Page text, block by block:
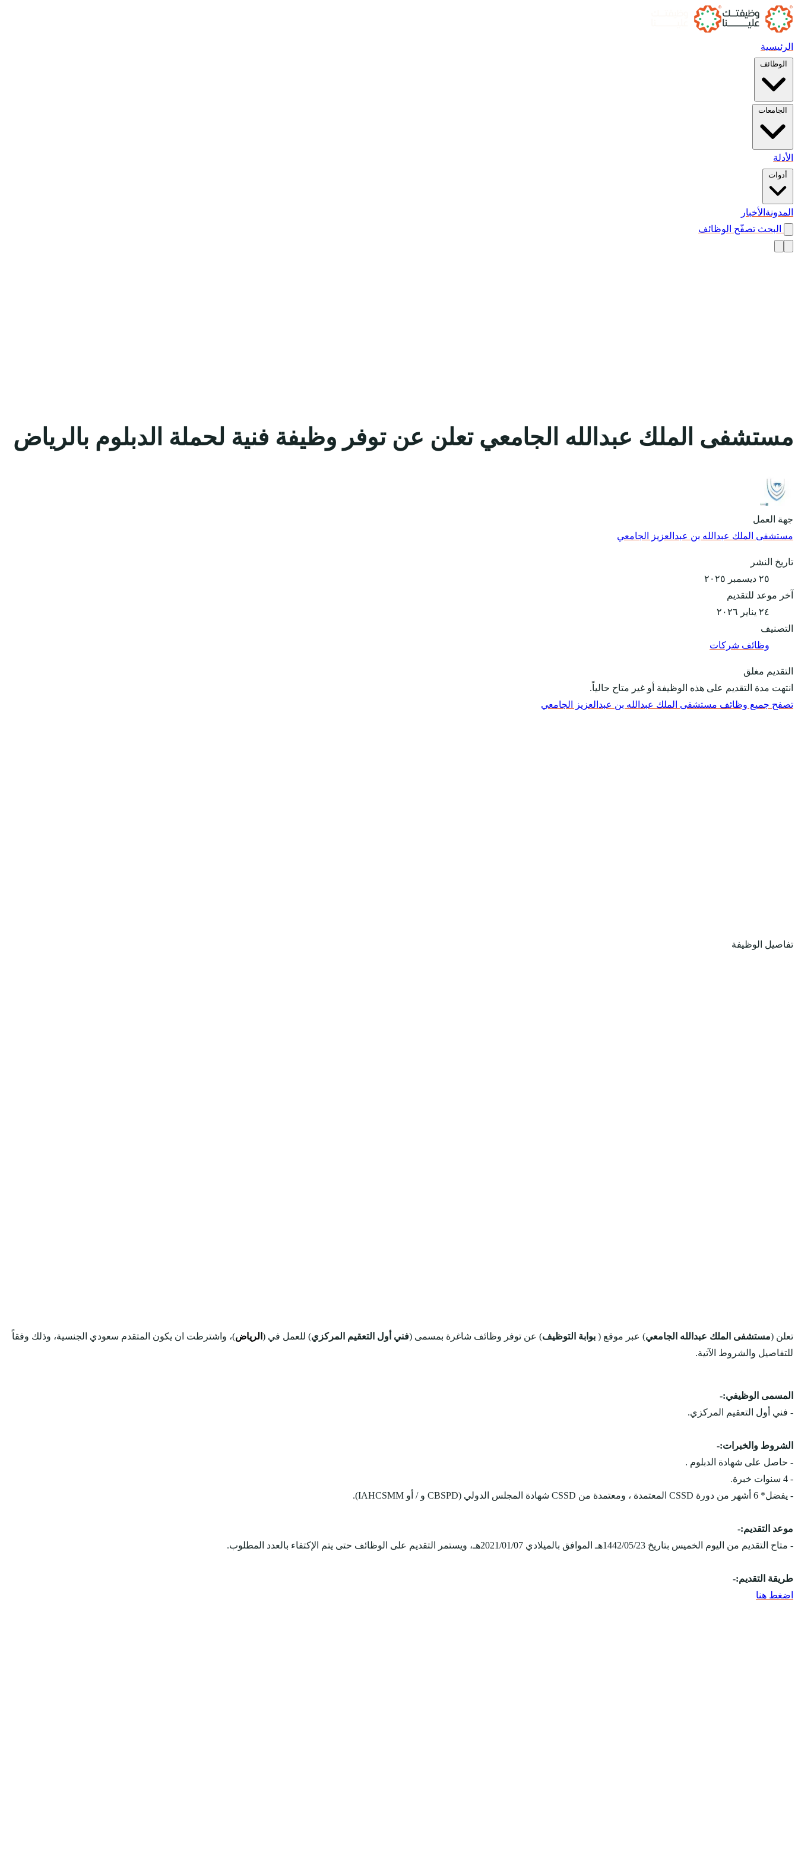
الرئيسية
الوظائف
الجامعات
الأدلة
أدوات
المدونة الأخبار
البحث تصفّح الوظائف
مستشفى الملك عبدالله الجامعي تعلن عن توفر وظيفة فنية لحملة الدبلوم بالرياض
جهة العمل
مستشفى الملك عبدالله بن عبدالعزيز الجامعي
تاريخ النشر
٢٥ ديسمبر ٢٠٢٥
آخر موعد للتقديم
٢٤ يناير ٢٠٢٦
التصنيف
وظائف شركات
التقديم مغلق
انتهت مدة التقديم على هذه الوظيفة أو غير متاح حالياً.
تصفح جميع وظائف مستشفى الملك عبدالله بن عبدالعزيز الجامعي
تفاصيل الوظيفة
تعلن (مستشفى الملك عبدالله الجامعي) عبر موقع ( بوابة التوظيف) عن توفر وظائف شاغرة بمسمى (فني أول التعقيم المركزي) للعمل في ( الرياض)، واشترطت ان يكون المتقدم سعودي الجنسية، وذلك وفقاً
للتفاصيل والشروط الآتية.
المسمى الوظيفي:-
- فني أول التعقيم المركزي.
الشروط والخبرات:-
- حاصل على شهادة الدبلوم .
- 4 سنوات خبرة.
- يفضل* 6 أشهر من دورة CSSD المعتمدة ، ومعتمدة من CSSD شهادة المجلس الدولي (CBSPD و / أو IAHCSMM).
موعد التقديم:-
- متاح التقديم من اليوم الخميس بتاريخ 1442/05/23هـ الموافق بالميلادي 2021/01/07هـ، ويستمر التقديم على الوظائف حتى يتم الإكتفاء بالعدد المطلوب.
طريقة التقديم:-
اضغط هنا